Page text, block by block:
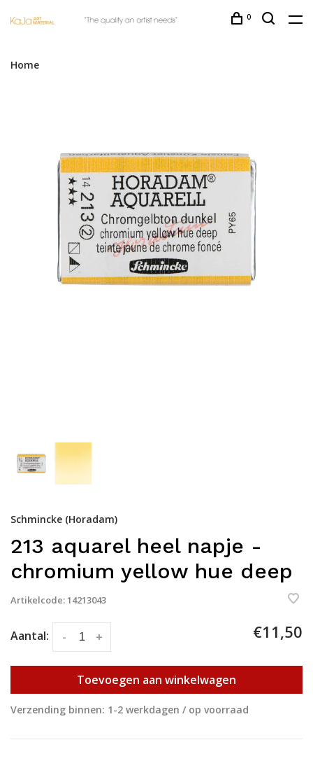
0
Home
Schmincke (Horadam)
213 aquarel heel napje -
chromium yellow hue deep
Artikelcode:14213043
Aantal: +
- €11,50
Toevoegen aan winkelwagen
Verzending binnen: 1-2 werkdagen / op voorraad